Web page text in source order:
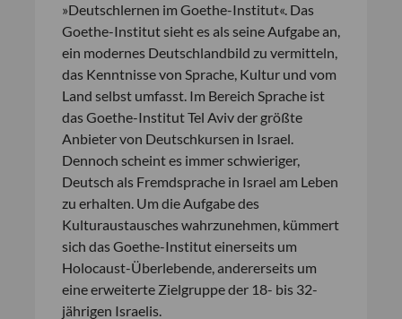
»Deutschlernen im Goethe-Institut«. Das
Goethe-Institut sieht es als seine Aufgabe an,
ein modernes Deutschlandbild zu vermitteln,
das Kenntnisse von Sprache, Kultur und vom
Land selbst umfasst. Im Bereich Sprache ist
das Goethe-Institut Tel Aviv der größte
Anbieter von Deutschkursen in Israel.
Dennoch scheint es immer schwieriger,
Deutsch als Fremdsprache in Israel am Leben
zu erhalten. Um die Aufgabe des
Kulturaustausches wahrzunehmen, kümmert
sich das Goethe-Institut einerseits um
Holocaust-Überlebende, andererseits um
eine erweiterte Zielgruppe der 18- bis 32-
jährigen Israelis.